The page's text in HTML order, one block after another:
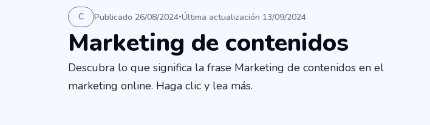
C Publicado 26/08/2024•Última actualización 13/09/2024
Marketing de contenidos
Descubra lo que significa la frase Marketing de contenidos en el
marketing online. Haga clic y lea más.